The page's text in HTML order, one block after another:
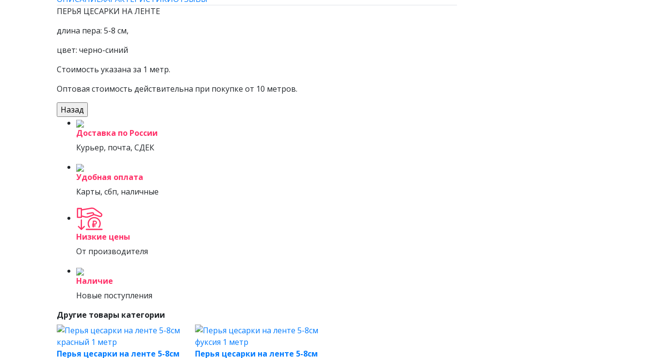
ПЕРЬЯ ЦЕСАРКИ НА ЛЕНТЕ
длина пера: 5-8 см,
цвет: черно-синий
Стоимость указана за 1 метр.
Оптовая стоимость действительна при покупке от 10 метров.
Доставка по России
Курьер, почта, СДЕК
Удобная оплата
Карты, сбп, наличные
Низкие цены
От производителя
Наличие
Новые поступления
Другие товары категории
Перья цесарки на ленте 5-8см Перья цесарки на ленте 5-8см